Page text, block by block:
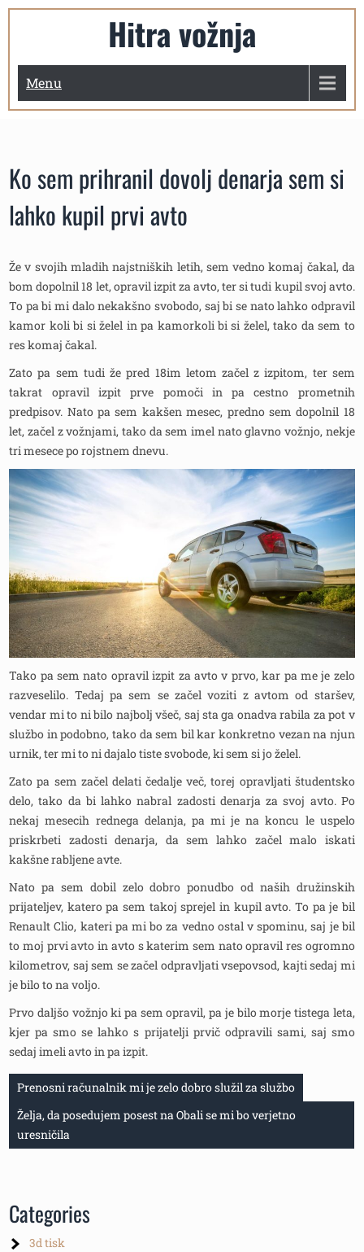
Skip
Hitra vožnja
Menu
Ko sem prihranil dovolj denarja sem si
lahko kupil prvi avto
Že v svojih mladih najstniških letih, sem vedno komaj čakal, da
bom dopolnil 18 let, opravil izpit za avto, ter si tudi kupil svoj avto.
To pa bi mi dalo nekakšno svobodo, saj bi se nato lahko odpravil
kamor koli bi si želel in pa kamorkoli bi si želel, tako da sem to
res komaj čakal.
Zato pa sem tudi že pred 18im letom začel z izpitom, ter sem
takrat opravil izpit prve pomoči in pa cestno prometnih
predpisov. Nato pa sem kakšen mesec, predno sem dopolnil 18
let, začel z vožnjami, tako da sem imel nato glavno vožnjo, nekje
tri mesece po rojstnem dnevu.
Tako pa sem nato opravil izpit za avto v prvo, kar pa me je zelo
razveselilo. Tedaj pa sem se začel voziti z avtom od staršev,
vendar mi to ni bilo najbolj všeč, saj sta ga onadva rabila za pot v
službo in podobno, tako da sem bil kar konkretno vezan na njun
urnik, ter mi to ni dajalo tiste svobode, ki sem si jo želel.
Zato pa sem začel delati čedalje več, torej opravljati študentsko
delo, tako da bi lahko nabral zadosti denarja za svoj avto. Po
nekaj mesecih rednega delanja, pa mi je na koncu le uspelo
priskrbeti zadosti denarja, da sem lahko začel malo iskati
kakšne rabljene avte.
Nato pa sem dobil zelo dobro ponudbo od naših družinskih
prijateljev, katero pa sem takoj sprejel in kupil avto. To pa je bil
Renault Clio, kateri pa mi bo za vedno ostal v spominu, saj je bil
to moj prvi avto in avto s katerim sem nato opravil res ogromno
kilometrov, saj sem se začel odpravljati vsepovsod, kajti sedaj mi
je bilo to na voljo.
Prvo daljšo vožnjo ki pa sem opravil, pa je bilo morje tistega leta,
kjer pa smo se lahko s prijatelji prvič odpravili sami, saj smo
sedaj imeli avto in pa izpit.
Navigacija
prispevka
Prenosni računalnik mi je zelo dobro služil za službo
Želja, da posedujem posest na Obali se mi bo verjetno
uresničila
Categories
3d tisk